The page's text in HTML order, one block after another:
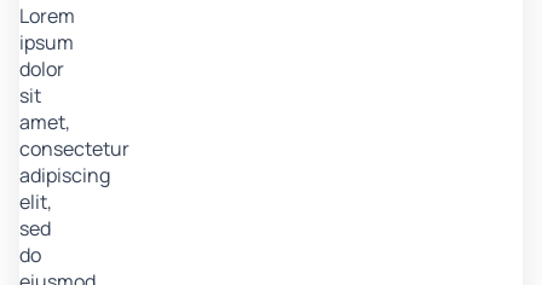
Lorem
ipsum
dolor
sit
amet,
consectetur
adipiscing
elit,
sed
do